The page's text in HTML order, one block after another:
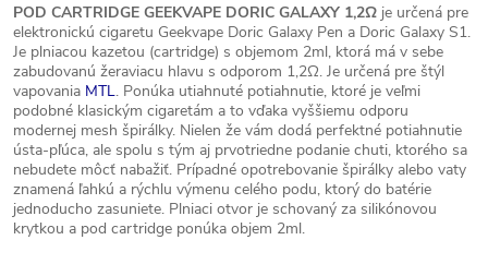
POD CARTRIDGE GEEKVAPE DORIC GALAXY 1,2Ω je určená pre
elektronickú cigaretu Geekvape Doric Galaxy Pen a Doric Galaxy S1.
Je plniacou kazetou (cartridge) s objemom 2ml, ktorá má v sebe
zabudovanú žeraviacu hlavu s odporom 1,2Ω. Je určená pre štýl
vapovania MTL. Ponúka utiahnuté potiahnutie, ktoré je veľmi
podobné klasickým cigaretám a to vďaka vyššiemu odporu
modernej mesh špirálky. Nielen že vám dodá perfektné potiahnutie
ústa-pľúca, ale spolu s tým aj prvotriedne podanie chuti, ktorého sa
nebudete môcť nabažiť. Prípadné opotrebovanie špirálky alebo vaty
znamená ľahkú a rýchlu výmenu celého podu, ktorý do batérie
jednoducho zasuniete. Plniaci otvor je schovaný za silikónovou
krytkou a pod cartridge ponúka objem 2ml.